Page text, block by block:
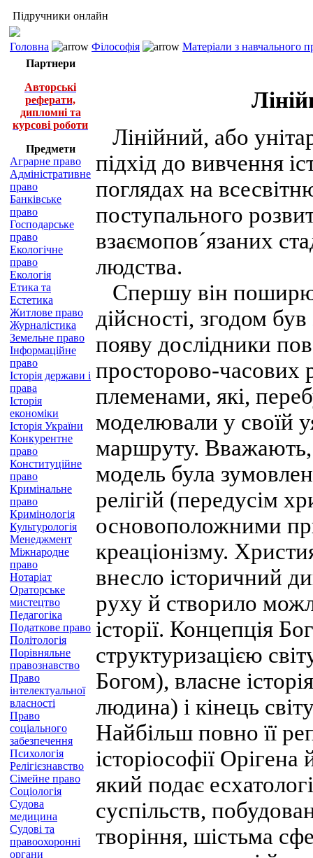
Підручники онлайн
Головна Філософія
Матеріали з навчального
Партнери
Авторські
реферати,
дипломні та
курсові роботи
Предмети
Аграрне право
Адміністративне
право
Банківське
право
Господарське
право
Екологічне
право
Екологія
Етика та
Естетика
Житлове право
Журналістика
Земельне право
Інформаційне
право
Історія держави і
права
Історія
економіки
Історія України
Конкурентне
право
Конституційне
право
Кримінальне
право
Кримінологія
Культурологія
Менеджмент
Міжнародне
право
Нотаріат
Ораторське
мистецтво
Педагогіка
Податкове право
Політологія
Порівняльне
правознавство
Право
інтелектуальної
власності
Право
соціального
забезпечення
Психологія
Релігієзнавство
Сімейне право
Соціологія
Судова
медицина
Судові та
правоохоронні
органи
Лінійний, або
підхід до вивчення
поглядах на
поступального
взаємопов´язаних
людства.
Спершу він
дійсності, згодом
появу дослідники
просторово-часових
племенами, які,
моделювали у своїй
маршруту. Вважають,
модель була
релігій (передусім
основоположними
креаціонізму.
внесло історичний
руху й створило
історії. Концепція
структуризацією
Богом), власне
людина) і кінець
Найбільш повно її
історіософії
який подає
суспільств,
творіння, шістьма